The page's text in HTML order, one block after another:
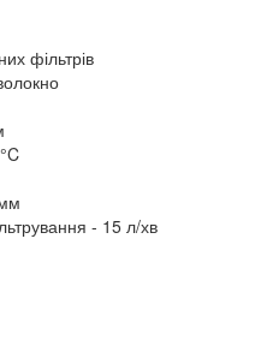
фільтрів
- 15 л/хв